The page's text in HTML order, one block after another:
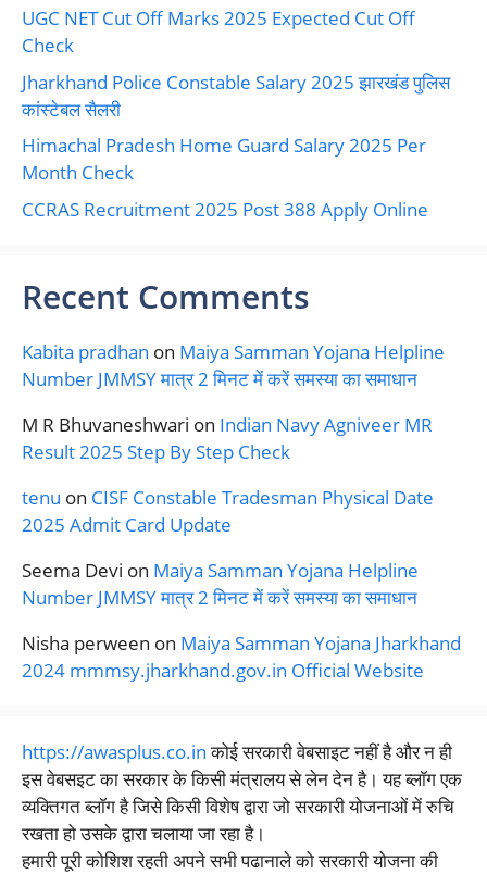
UGC NET Cut Off Marks 2025 Expected Cut Off
Check
Jharkhand Police Constable Salary 2025 झारखंड पुलिस
कांस्टेबल सैलरी
Himachal Pradesh Home Guard Salary 2025 Per
Month Check
CCRAS Recruitment 2025 Post 388 Apply Online
Recent Comments
Kabita pradhan on Maiya Samman Yojana Helpline
Number JMMSY मात्र 2 मिनट में करें समस्या का समाधान
M R Bhuvaneshwari on Indian Navy Agniveer MR
Result 2025 Step By Step Check
tenu on CISF Constable Tradesman Physical Date
2025 Admit Card Update
Seema Devi on Maiya Samman Yojana Helpline
Number JMMSY मात्र 2 मिनट में करें समस्या का समाधान
Nisha perween on Maiya Samman Yojana Jharkhand
2024 mmmsy.jharkhand.gov.in Official Website
https://awasplus.co.inकोई सरकारी वेबसाइट नहीं है और न ही
इस वेबसइट का सरकार के किसी मंत्रालय से लेन देन है। यह ब्लॉग एक
व्यक्तिगत ब्लॉग है जिसे किसी विशेष द्वारा जो सरकारी योजनाओं में रुचि
रखता हो उसके द्वारा चलाया जा रहा है।
हमारी पूरी कोशिश रहती अपने सभी पढानाले को सरकारी योजना की